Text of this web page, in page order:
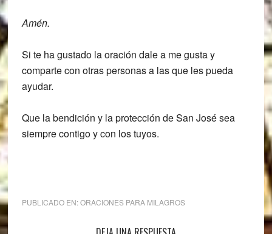
Amén.
Si te ha gustado la oración dale a me gusta y
comparte con otras personas a las que les pueda
ayudar.
Que la bendición y la protección de San José sea
siempre contigo y con los tuyos.
PUBLICADO EN:ORACIONES PARA MILAGROS